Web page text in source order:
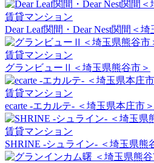
賃貸マンション
Dear Leaf関間・Dear Nest関間＜埼
賃貸マンション
グランビューⅡ＜埼玉県熊谷市＞
賃貸マンション
ecarte -エカルテ- ＜埼玉県本庄市＞
賃貸マンション
SHRINE -シュライン- ＜埼玉県熊